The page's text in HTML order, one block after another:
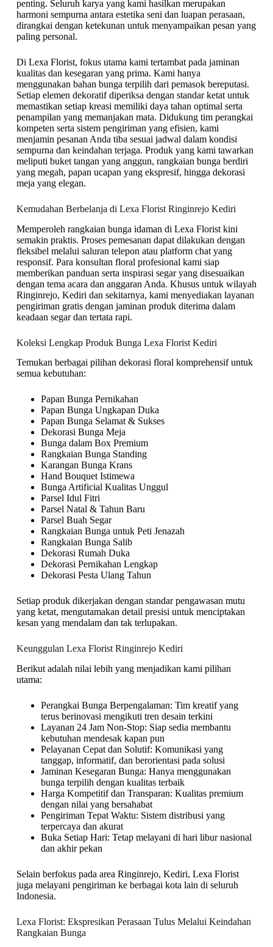
penting. Seluruh karya yang kami hasilkan merupakan
harmoni sempurna antara estetika seni dan luapan perasaan,
dirangkai dengan ketekunan untuk menyampaikan pesan yang
paling personal.
Di Lexa Florist, fokus utama kami tertambat pada jaminan
kualitas dan kesegaran yang prima. Kami hanya
menggunakan bahan bunga terpilih dari pemasok bereputasi.
Setiap elemen dekoratif diperiksa dengan standar ketat untuk
memastikan setiap kreasi memiliki daya tahan optimal serta
penampilan yang memanjakan mata. Didukung tim perangkai
kompeten serta sistem pengiriman yang efisien, kami
menjamin pesanan Anda tiba sesuai jadwal dalam kondisi
sempurna dan keindahan terjaga. Produk yang kami tawarkan
meliputi buket tangan yang anggun, rangkaian bunga berdiri
yang megah, papan ucapan yang ekspresif, hingga dekorasi
meja yang elegan.
Kemudahan Berbelanja di Lexa Florist Ringinrejo Kediri
Memperoleh rangkaian bunga idaman di Lexa Florist kini
semakin praktis. Proses pemesanan dapat dilakukan dengan
fleksibel melalui saluran telepon atau platform chat yang
responsif. Para konsultan floral profesional kami siap
memberikan panduan serta inspirasi segar yang disesuaikan
dengan tema acara dan anggaran Anda. Khusus untuk wilayah
Ringinrejo, Kediri dan sekitarnya, kami menyediakan layanan
pengiriman gratis dengan jaminan produk diterima dalam
keadaan segar dan tertata rapi.
Koleksi Lengkap Produk Bunga Lexa Florist Kediri
Temukan berbagai pilihan dekorasi floral komprehensif untuk
semua kebutuhan:
Papan Bunga Pernikahan
Papan Bunga Ungkapan Duka
Papan Bunga Selamat & Sukses
Dekorasi Bunga Meja
Bunga dalam Box Premium
Rangkaian Bunga Standing
Karangan Bunga Krans
Hand Bouquet Istimewa
Bunga Artificial Kualitas Unggul
Parsel Idul Fitri
Parsel Natal & Tahun Baru
Parsel Buah Segar
Rangkaian Bunga untuk Peti Jenazah
Rangkaian Bunga Salib
Dekorasi Rumah Duka
Dekorasi Pernikahan Lengkap
Dekorasi Pesta Ulang Tahun
Setiap produk dikerjakan dengan standar pengawasan mutu
yang ketat, mengutamakan detail presisi untuk menciptakan
kesan yang mendalam dan tak terlupakan.
Keunggulan Lexa Florist Ringinrejo Kediri
Berikut adalah nilai lebih yang menjadikan kami pilihan
utama:
Perangkai Bunga Berpengalaman: Tim kreatif yang
terus berinovasi mengikuti tren desain terkini
Layanan 24 Jam Non-Stop: Siap sedia membantu
kebutuhan mendesak kapan pun
Pelayanan Cepat dan Solutif: Komunikasi yang
tanggap, informatif, dan berorientasi pada solusi
Jaminan Kesegaran Bunga: Hanya menggunakan
bunga terpilih dengan kualitas terbaik
Harga Kompetitif dan Transparan: Kualitas premium
dengan nilai yang bersahabat
Pengiriman Tepat Waktu: Sistem distribusi yang
terpercaya dan akurat
Buka Setiap Hari: Tetap melayani di hari libur nasional
dan akhir pekan
Selain berfokus pada area Ringinrejo, Kediri, Lexa Florist
juga melayani pengiriman ke berbagai kota lain di seluruh
Indonesia.
Lexa Florist: Ekspresikan Perasaan Tulus Melalui Keindahan
Rangkaian Bunga